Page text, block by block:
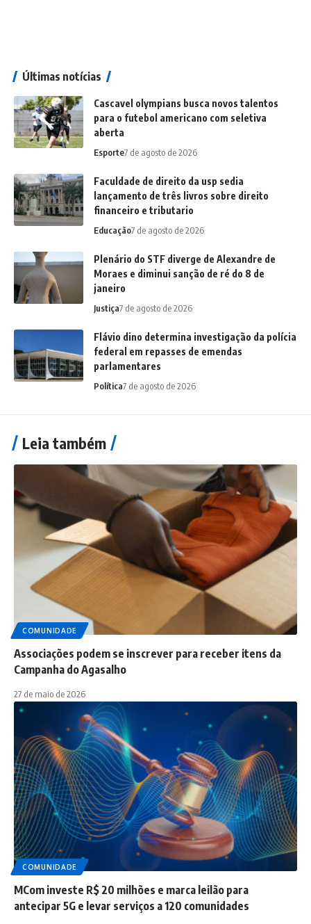
Últimas notícias
Cascavel olympians busca novos talentos
para o futebol americano com seletiva
aberta
Esporte7 de agosto de 2026
Faculdade de direito da usp sedia
lançamento de três livros sobre direito
financeiro e tributario
Educação7 de agosto de 2026
Plenário do STF diverge de Alexandre de
Moraes e diminui sanção de ré do 8 de
janeiro
Justiça7 de agosto de 2026
Flávio dino determina investigação da polícia
federal em repasses de emendas
parlamentares
Política7 de agosto de 2026
Leia também
COMUNIDADE
Associações podem se inscrever para receber itens da
Campanha do Agasalho
27 de maio de 2026
COMUNIDADE
MCom investe R$ 20 milhões e marca leilão para
antecipar 5G e levar serviços a 120 comunidades